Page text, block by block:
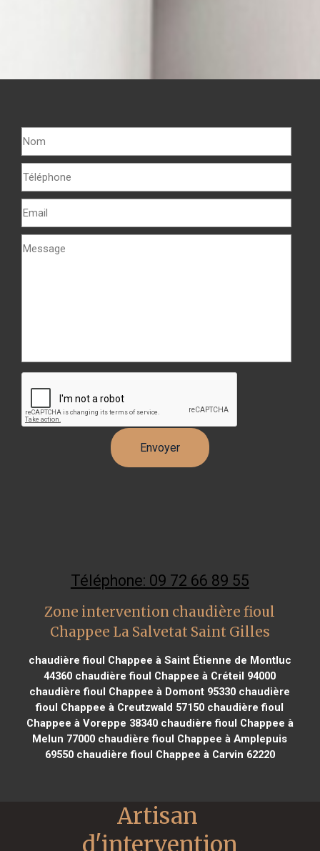
Téléphone: 09 72 66 89 55
Zone intervention chaudière fioul
Chappee La Salvetat Saint Gilles
chaudière fioul Chappee à Saint Étienne de Montluc
44360 chaudière fioul Chappee à Créteil 94000
chaudière fioul Chappee à Domont 95330 chaudière
fioul Chappee à Creutzwald 57150 chaudière fioul
Chappee à Voreppe 38340chaudière fioul Chappee à
Melun 77000 chaudière fioul Chappee à Amplepuis
69550chaudière fioul Chappee à Carvin 62220
Artisan
d'intervention